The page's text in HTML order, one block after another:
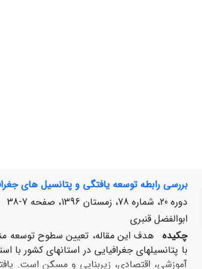
بررسی رابطه‏ توسعه‏ یافتگی و پتانسیل‏ های
دوره 20، شماره 78، زمستان 1396، صفحه
7-38
ابوالفضل قنبری
چکیده
با پتانسیل‏های جغرافیایی در استان‏های کشور
آموزشی، اقتصادی، زیربنایی و مسکن است.